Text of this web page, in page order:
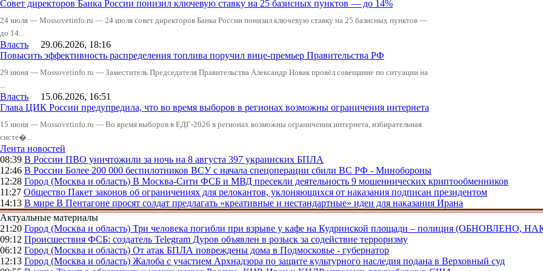
Совет директоров Банка России понизил ключевую ставку на 25 базисных пунктов — до 14%
24 июля — Mossovetinfo.ru — 24 июля совет директоров Банка России понизил ключевую ставку на 25 базисных пунктов —
до 14...
Власть 29.06.2026, 18:16
Повысить эффективность распределения топлива поручил вице-премьер Правительства РФ
29 июня — Mossovetinfo.ru — Заместитель Председателя Правительства Александр Новак провёл совещание по ситуации на
...
Власть 15.06.2026, 16:51
Глава ЦИК России предупредила, что во время выборов в регионах возможны ограничения интернета
15 июня — Mossovetinfo.ru — Во время выборов в ЕДГ-2026 в регионах возможны ограничения интернета, избирательная
систе�...
Лента новостей
08:39 В России ПВО уничтожили за ночь на 8 августа 397 украинских БПЛА
12:46 В России Более 200 000 беспилотников ВСУ с начала спецоперации сбили ВС РФ - Минобороны
12:28 Город (Москва и область) В Москва-Сити ФСБ и МВД пресекли деятельность 9 мошеннических криптообменников
11:27 Общество Пакет законов об ограничениях для релокантов, уклоняющихся от наказания подписан президентом
14:13 В мире В Пентагоне просят солдат предлагать «креативные и нестандартные» идеи для наказания Ирана
Актуальные материалы
21:20 Город (Москва и область) Три человека погибли при взрыве у кафе на Кудринской площади – полиция (ОБНОВЛЕНО,
09:12 Происшествия ФСБ: создатель Telegram Дуров объявлен в розыск за содействие терроризму
06:12 Город (Москва и область) От атак БПЛА повреждены дома в Подмосковье - губернатор
12:13 Город (Москва и область) Жалоба с участием Архнадзора по защите культурного наследия подана в Верховный суд